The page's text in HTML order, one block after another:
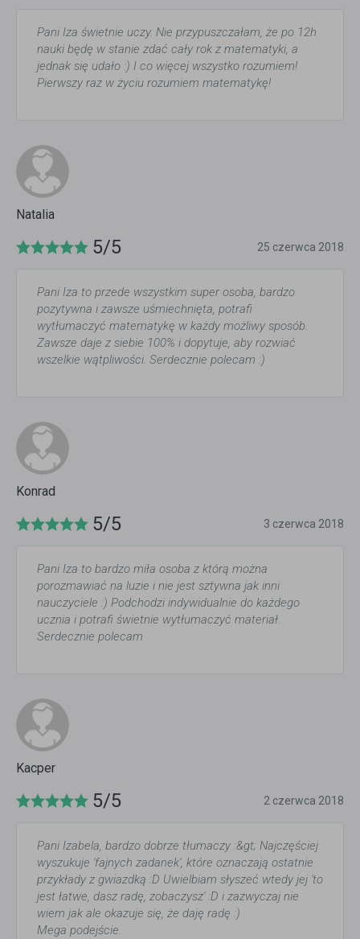
Pani Iza świetnie uczy. Nie przypuszczałam, że po 12h
nauki będę w stanie zdać cały rok z matematyki, a
jednak się udało :) I co więcej wszystko rozumiem!
Pierwszy raz w życiu rozumiem matematykę!
Natalia
5/5 25 czerwca 2018
Pani Iza to przede wszystkim super osoba, bardzo
pozytywna i zawsze uśmiechnięta, potrafi
wytłumaczyć matematykę w każdy możliwy sposób.
Zawsze daje z siebie 100% i dopytuje, aby rozwiać
wszelkie wątpliwości. Serdecznie polecam :)
Konrad
5/5 3 czerwca 2018
Pani Iza to bardzo miła osoba z którą można
porozmawiać na luzie i nie jest sztywna jak inni
nauczyciele :) Podchodzi indywidualnie do każdego
ucznia i potrafi świetnie wytłumaczyć materiał.
Serdecznie polecam
Kacper
5/5 2 czerwca 2018
Pani Izabela, bardzo dobrze tłumaczy :&gt; Najczęściej
wyszukuje 'fajnych zadanek', które oznaczają ostatnie
przykłady z gwiazdką :D Uwielbiam słyszeć wtedy jej 'to
jest łatwe, dasz radę, zobaczysz' :D i zazwyczaj nie
wiem jak ale okazuje się, że daję radę :)
Mega podejście.